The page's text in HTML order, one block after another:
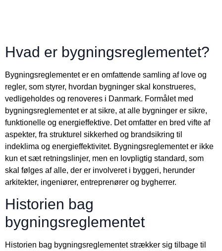
Hvad er bygningsreglementet?
Bygningsreglementet er en omfattende samling af love og
regler, som styrer, hvordan bygninger skal konstrueres,
vedligeholdes og renoveres i Danmark. Formålet med
bygningsreglementet er at sikre, at alle bygninger er sikre,
funktionelle og energieffektive. Det omfatter en bred vifte af
aspekter, fra strukturel sikkerhed og brandsikring til
indeklima og energieffektivitet. Bygningsreglementet er ikke
kun et sæt retningslinjer, men en lovpligtig standard, som
skal følges af alle, der er involveret i byggeri, herunder
arkitekter, ingeniører, entreprenører og bygherrer.
Historien bag
bygningsreglementet
Historien bag bygningsreglementet strækker sig tilbage til